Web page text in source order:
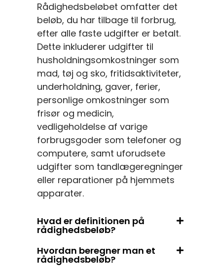
Rådighedsbeløbet omfatter det
beløb, du har tilbage til forbrug,
efter alle faste udgifter er betalt.
Dette inkluderer udgifter til
husholdningsomkostninger som
mad, tøj og sko, fritidsaktiviteter,
underholdning, gaver, ferier,
personlige omkostninger som
frisør og medicin,
vedligeholdelse af varige
forbrugsgoder som telefoner og
computere, samt uforudsete
udgifter som tandlægeregninger
eller reparationer på hjemmets
apparater.
Hvad er definitionen på
rådighedsbeløb?
Hvordan beregner man et
rådighedsbeløb?